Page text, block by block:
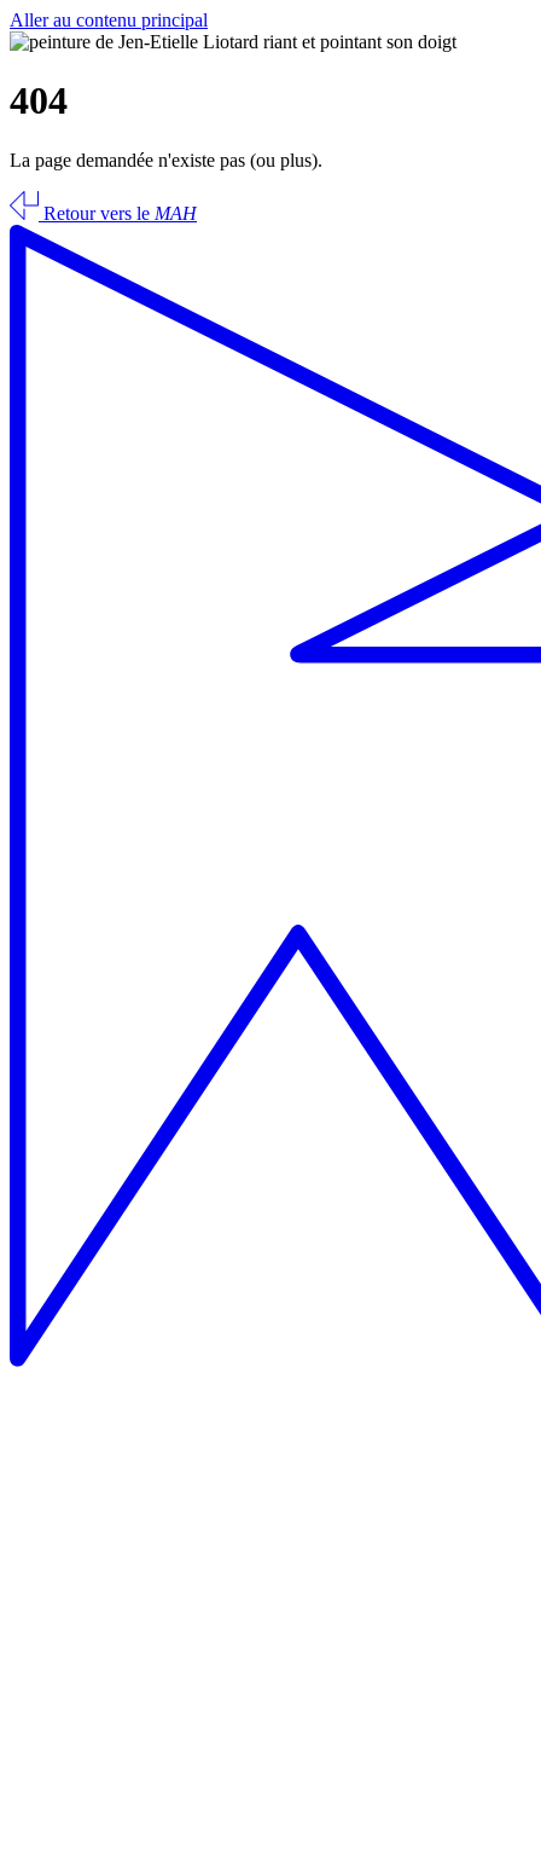
Aller au contenu principal
404
La page demandée n'existe pas (ou plus).
Retour vers le MAH